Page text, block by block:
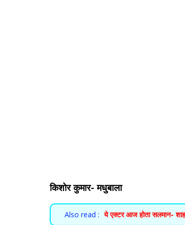
किशोर कुमार- मधुबाला
Also read : ये एक्टर आज होता सलमान-